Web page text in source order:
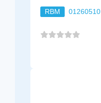
RBM 01260510